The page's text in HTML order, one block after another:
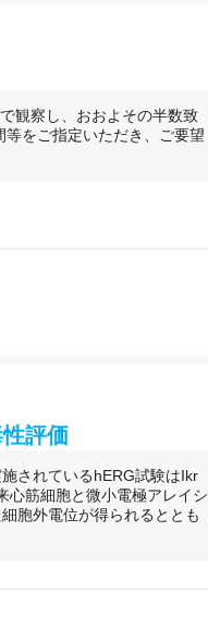
観察し、おおよその半数致
をご指定いただき、ご要望
評価
されているhERG試験はIkr
心筋細胞と微小電極アレイシ
胞外電位が得られるととも